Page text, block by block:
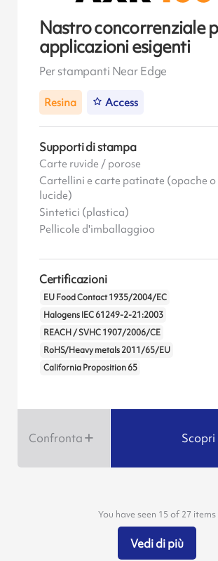
Nastro concorrenziale
applicazioni esigenti
Per stampanti Near Edge
Resina Access
Supporti di stampa
Carte ruvide / porose
Cartellini e carte patinate (opache o
lucide)
Sintetici (plastica)
Pellicole d'imballaggioo
Certificazioni
EU Food Contact 1935/2004/EC
Halogens IEC 61249-2-21:2003
REACH / SVHC 1907/2006/CE
RoHS/Heavy metals 2011/65/EU
California Proposition 65
Confronta Scopri
You have seen 15 of 27 items
Vedi di più